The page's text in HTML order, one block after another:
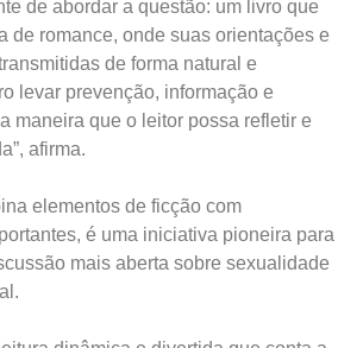
de abordar a questão: um livro que
de romance, onde suas orientações e
de forma natural e
levar prevenção, informação e
maneira que o leitor possa refletir e
afirma.
elementos de ficção com
é uma iniciativa pioneira para
mais aberta sobre sexualidade